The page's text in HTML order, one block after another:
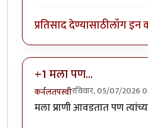
प्रतिसाद देण्यासाठीलॉग इन
+1 मला पण...
कर्नलतपस्वीरविवार, 05/07/2026
मला प्राणी आवडतात पण